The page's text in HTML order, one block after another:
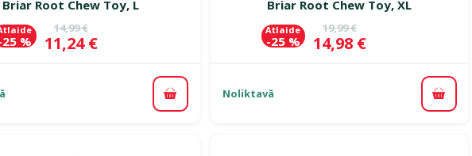
Briar Root Chew Toy, L
Oriģinālā cena
14,99 €
Cena
11,24 €
%
Pievienot grozam
Briar Root Chew Toy, XL
Oriģinālā cena
19,99 €
Cena
14,98 €
Atlaide
-25 %
Noliktavā